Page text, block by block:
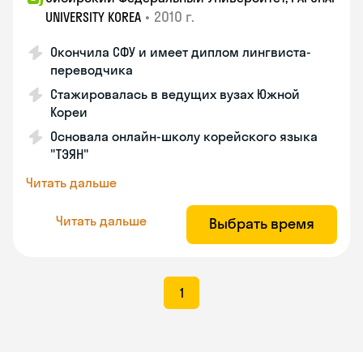
UNIVERSITY KOREA • 2010 г.
Окончила СФУ и имеет диплом лингвиста-
переводчика
Стажировалась в ведущих вузах Южной
Кореи
Основала онлайн-школу корейского языка
"ТЭЯН"
Читать дальше
Читать дальше Выбрать время
1